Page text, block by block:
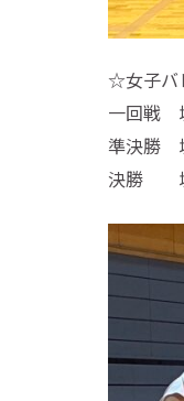
☆女子バ
一回戦
準決勝
決勝